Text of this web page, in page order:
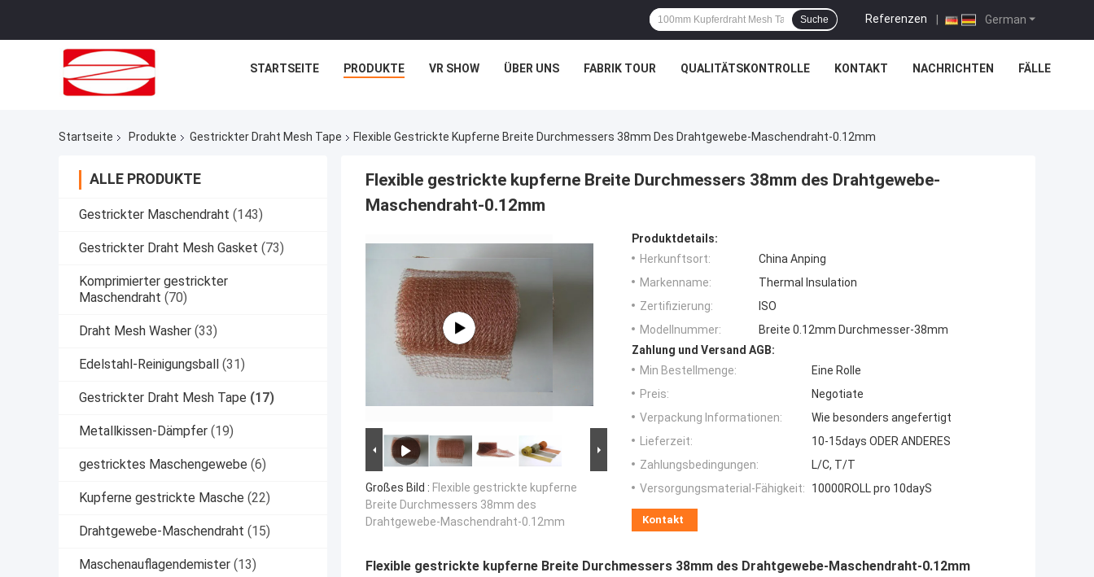
German
Referenzen |
Suche
STARTSEITE PRODUKTE VR SHOW ÜBER UNS FABRIK TOUR QUALITÄTSKONTROLLE KONTAKT NACHRICHTEN FÄLLE
Startseite Produkte Gestrickter Draht Mesh Tape Flexible Gestrickte Kupferne Breite Durchmessers 38mm Des Drahtgewebe-Maschendraht-0.12mm
ALLE PRODUKTE
Gestrickter Maschendraht (143)
Gestrickter Draht Mesh Gasket (73)
Komprimierter gestrickter
Maschendraht (70)
Draht Mesh Washer (33)
Edelstahl-Reinigungsball (31)
Gestrickter Draht Mesh Tape (17)
Metallkissen-Dämpfer (19)
gestricktes Maschengewebe (6)
Kupferne gestrickte Masche (22)
Drahtgewebe-Maschendraht (15)
Maschenauflagendemister (13)
Flexible gestrickte kupferne Breite Durchmessers 38mm des Drahtgewebe-
Maschendraht-0.12mm
Großes Bild : Flexible gestrickte kupferne
Breite Durchmessers 38mm des
Drahtgewebe-Maschendraht-0.12mm
Produktdetails:
Herkunftsort:
China Anping
Markenname:
Thermal Insulation
Zertifizierung:
ISO
Modellnummer:
Breite 0.12mm Durchmesser-38mm
Zahlung und Versand AGB:
Min Bestellmenge:
Eine Rolle
Preis:
Negotiate
Verpackung Informationen:
Wie besonders angefertigt
Lieferzeit:
10-15days ODER ANDERES
Zahlungsbedingungen:
L/C, T/T
Versorgungsmaterial-Fähigkeit:
10000ROLL pro 10dayS
Kontakt
Flexible gestrickte kupferne Breite Durchmessers 38mm des Drahtgewebe-Maschendraht-0.12mm